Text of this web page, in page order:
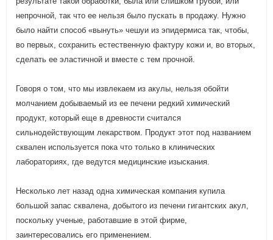
непрочной, так что ее нельзя было пускать в продажу. Нужно
было найти способ «вынуть» чешуи из эпидермиса так, чтобы,
во первых, сохранить естественную фактуру кожи и, во вторых,
сделать ее эластичной и вместе с тем прочной.
Говоря о том, что мы извлекаем из акулы, нельзя обойти
молчанием добываемый из ее печени редкий химический
продукт, который еще в древности считался
сильнодействующим лекарством. Продукт этот под названием
сквален используется пока что только в клинических
лабораториях, где ведутся медицинские изыскания.
Несколько лет назад одна химическая компания купила
большой запас сквалена, добытого из печени гигантских акул,
поскольку ученые, работавшие в этой фирме,
заинтересовались его применением.